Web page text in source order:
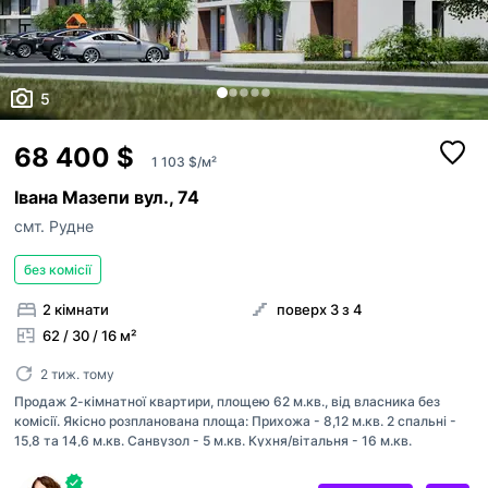
5
68 400 $ 1 103 $/м²
Івана Мазепи вул., 74
смт. Рудне
без комісії
2 кімнати
62 / 30 / 16 м²
поверх 3 з 4
2 тиж. тому
Продаж 2-кімнатної квартири, площею 62 м.кв., від власника без
комісії. Якісно розпланована площа: Прихожа - 8,12 м.кв. 2 спальні -
15,8 та 14,6 м.кв. Санвузол - 5 м.кв. Кухня/вітальня - 16 м.кв.
й цикл, всі комунікації, індивідуальне газове опалення, двоконтурний